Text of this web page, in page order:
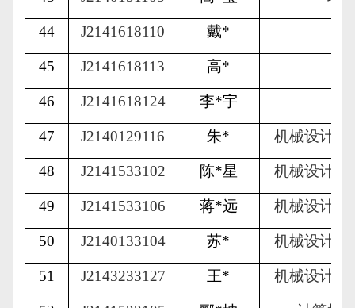
44 J2141618110 戴*
45 J2141618113 高*
46 J2141618124 李*宇
47 J2140129116 朱* 机械设计制
48 J2141533102 陈*星 机械设计制
49 J2141533106 蒋*远 机械设计制
50 J2140133104 苏* 机械设计制
51 J2143233127 王* 机械设计制